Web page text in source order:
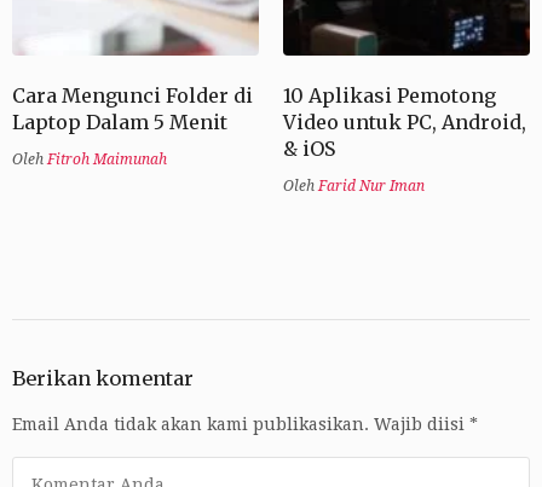
Cara Mengunci Folder di
Laptop Dalam 5 Menit
OlehFitroh Maimunah
10 Aplikasi Pemotong
Video untuk PC, Android,
& iOS
OlehFarid Nur Iman
Berikan komentar
Email Anda tidak akan kami publikasikan. Wajib diisi *